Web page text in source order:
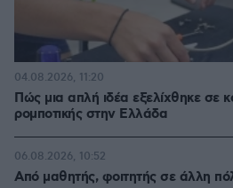
Πώς μια απλή ιδέα εξελίχθηκε σε
ρομποτικής στην Ελλάδα
04.08.2026, 11:20
Από μαθητής, φοιτητής σε άλλη
06.08.2026, 10:52